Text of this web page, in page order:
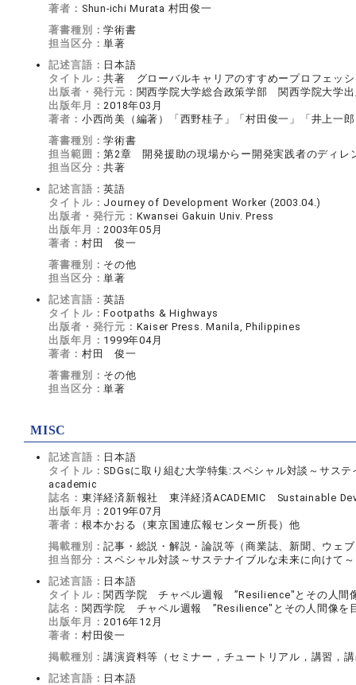
著者： Shun-ichi Murata 村田俊一
著書種別：学術書
担当区分：単著
記述言語： 日本語
タイトル：共著 グローバルキャリアのすすめープロフェッ
出版者・発行元： 関西学院大学総合政策学部 関西学院大学
出版年月：2018年03月
著者： 小西尚美（編著）「西野桂子」「村田俊一」「井上一
著書種別：学術書
担当範囲：第2章 開発援助の現場からー開発実践者のディレ
担当区分：共著
記述言語：英語
タイトル： Journey of Development Worker (2003.04.)
出版者・発行元： Kwansei Gakuin Univ. Press
出版年月：2003年05月
著者： 村田 俊一
著書種別： その他
担当区分：単著
記述言語：英語
タイトル：Footpaths & Highways
出版者・発行元： Kaiser Press. Manila, Philippines
出版年月： 1999年04月
著者： 村田 俊一
著書種別： その他
担当区分：単著
MISC
記述言語： 日本語
タイトル： SDGsに取り組む大学特集:スペシャル対談～サス
academic
誌名： 東洋経済新報社 東洋経済ACADEMIC Sustainable
出版年月：2019年07月
著者： 根本かおる（東京国連広報センター所長）他
掲載種別：記事・総説・解説・論説等（商業誌、新聞、ウェ
担当部分： スペシャル対談～サステナイブルな未来に向け
記述言語： 日本語
タイトル： 関西学院 チャペル週報 ”Resilience"とその人間
誌名： 関西学院 チャペル週報 ”Resilience"とその人間像を
出版年月：2016年12月
著者： 村田俊一
掲載種別：講演資料等（セミナー，チュートリアル，講習，
記述言語： 日本語